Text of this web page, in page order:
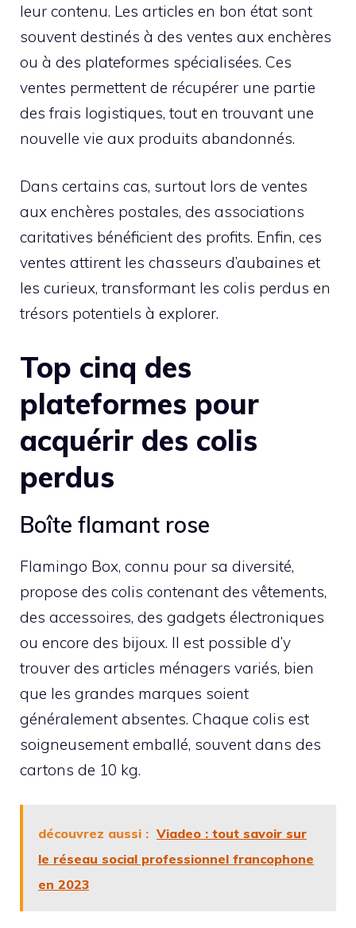
leur contenu. Les articles en bon état sont
souvent destinés à des ventes aux enchères
ou à des plateformes spécialisées. Ces
ventes permettent de récupérer une partie
des frais logistiques, tout en trouvant une
nouvelle vie aux produits abandonnés.
Dans certains cas, surtout lors de ventes
aux enchères postales, des associations
caritatives bénéficient des profits. Enfin, ces
ventes attirent les chasseurs d’aubaines et
les curieux, transformant les colis perdus en
trésors potentiels à explorer.
Top cinq des
plateformes pour
acquérir des colis
perdus
Boîte flamant rose
Flamingo Box, connu pour sa diversité,
propose des colis contenant des vêtements,
des accessoires, des gadgets électroniques
ou encore des bijoux. Il est possible d’y
trouver des articles ménagers variés, bien
que les grandes marques soient
généralement absentes. Chaque colis est
soigneusement emballé, souvent dans des
cartons de 10 kg.
découvrez aussi : Viadeo : tout savoir sur
le réseau social professionnel francophone
en 2023